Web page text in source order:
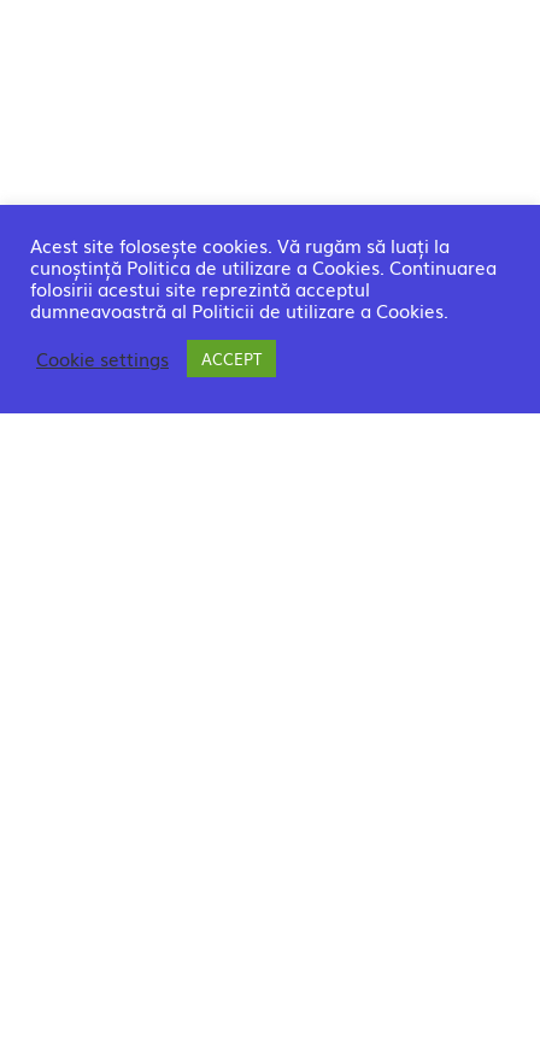
Acest site folosește cookies. Vă rugăm să luați la
cunoștință Politica de utilizare a Cookies. Continuarea
folosirii acestui site reprezintă acceptul
dumneavoastră al Politicii de utilizare a Cookies.
Cookie settings
ACCEPT